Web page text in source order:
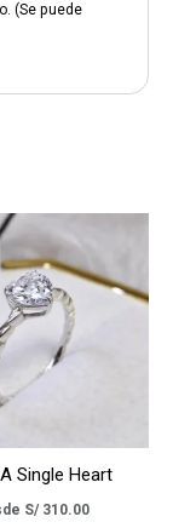
(Se puede
Single Heart
S/310.00